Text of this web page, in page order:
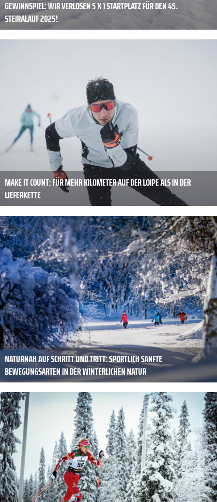
GEWINNSPIEL: WIR VERLOSEN 5 X 1 STARTPLATZ FÜR DEN 45.
STEIRALAUF 2025!
MAKE IT COUNT: FÜR MEHR KILOMETER AUF DER LOIPE ALS IN DER
LIEFERKETTE
NATURNAH AUF SCHRITT UND TRITT: SPORTLICH SANFTE
BEWEGUNGSARTEN IN DER WINTERLICHEN NATUR